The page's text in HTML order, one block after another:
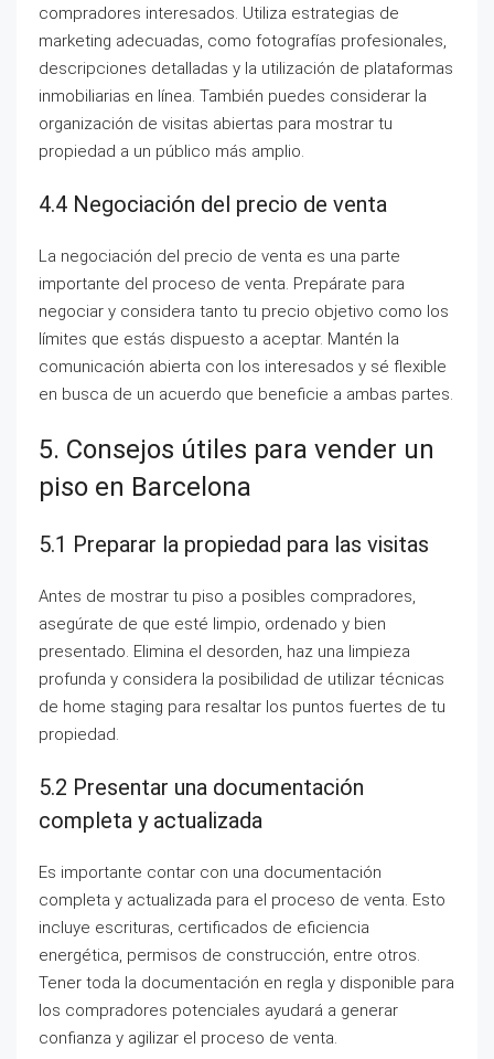
compradores interesados. Utiliza estrategias de
marketing adecuadas, como fotografías profesionales,
descripciones detalladas y la utilización de plataformas
inmobiliarias en línea. También puedes considerar la
organización de visitas abiertas para mostrar tu
propiedad a un público más amplio.
4.4 Negociación del precio de venta
La negociación del precio de venta es una parte
importante del proceso de venta. Prepárate para
negociar y considera tanto tu precio objetivo como los
límites que estás dispuesto a aceptar. Mantén la
comunicación abierta con los interesados y sé flexible
en busca de un acuerdo que beneficie a ambas partes.
5. Consejos útiles para vender un
piso en Barcelona
5.1 Preparar la propiedad para las visitas
Antes de mostrar tu piso a posibles compradores,
asegúrate de que esté limpio, ordenado y bien
presentado. Elimina el desorden, haz una limpieza
profunda y considera la posibilidad de utilizar técnicas
de home staging para resaltar los puntos fuertes de tu
propiedad.
5.2 Presentar una documentación
completa y actualizada
Es importante contar con una documentación
completa y actualizada para el proceso de venta. Esto
incluye escrituras, certificados de eficiencia
energética, permisos de construcción, entre otros.
Tener toda la documentación en regla y disponible para
los compradores potenciales ayudará a generar
confianza y agilizar el proceso de venta.